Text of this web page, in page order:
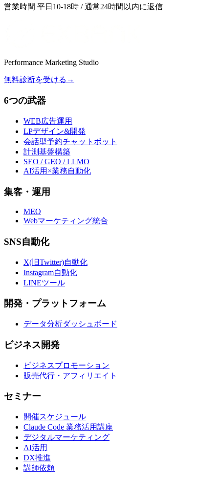
営業時間 平日10-18時 / 通常24時間以内に返信
Performance Marketing Studio
無料診断を受ける →
6つの武器
WEB広告運用
LPデザイン&開発
会話型予約チャットボット
計測基盤構築
SEO / GEO / LLMO
AI活用×業務自動化
集客・運用
MEO
Webマーケティング統合
SNS自動化
X(旧Twitter)自動化
Instagram自動化
LINEツール
開発・プラットフォーム
データ分析ダッシュボード
ビジネス開発
ビジネスプロモーション
販売代行・アフィリエイト
セミナー
開催スケジュール
Claude Code 業務活用講座
デジタルマーケティング
AI活用
DX推進
講師依頼